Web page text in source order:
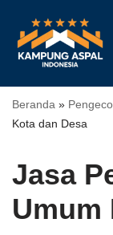
Lompat
ke
Beranda »
Kota dan Desa
Jasa
Umum